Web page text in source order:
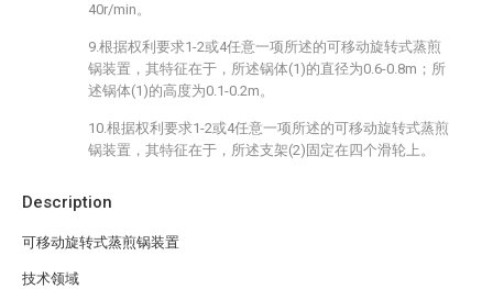
Description
可移动旋转式蒸煎锅装置
技术领域
40r/min。
9.根据权利要求1-2或4任意一项所述的可移动旋转式蒸煎
锅装置，其特征在于，所述锅体(1)的直径为0.6-0.8m；所
述锅体(1)的高度为0.1-0.2m。
10.根据权利要求1-2或4任意一项所述的可移动旋转式蒸煎
锅装置，其特征在于，所述支架(2)固定在四个滑轮上。